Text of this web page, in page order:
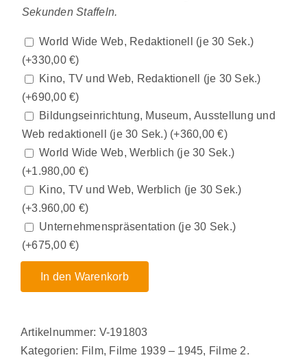
Sekunden Staffeln.
World Wide Web, Redaktionell (je 30 Sek.)
(+330,00€)
Kino, TV und Web, Redaktionell (je 30 Sek.)
(+690,00€)
Bildungseinrichtung, Museum, Ausstellung und
Web redaktionell (je 30 Sek.) (+360,00€)
World Wide Web, Werblich (je 30 Sek.)
(+1.980,00 €)
Kino, TV und Web, Werblich (je 30 Sek.)
(+3.960,00 €)
Unternehmenspräsentation (je 30 Sek.)
(+675,00€)
In den Warenkorb
Artikelnummer: V-191803
Kategorien: Film, Filme 1939 – 1945, Filme 2.